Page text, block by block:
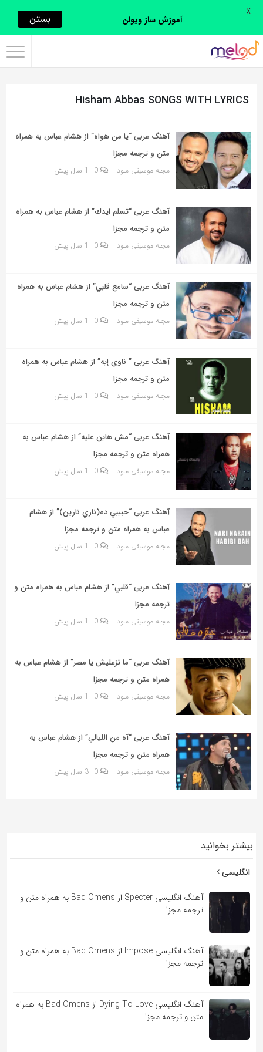
اشتراک
با
از
زیر
می‌توانید
این
صفحه
دوستان
خود
به
اشتراک
بگذارید.
کپی
Hisham Abbas SONGS WITH LYRICS
آهنگ عربی “يا من هواه” از هشام عباس به همراه
متن و ترجمه مجزا
مجله موسیقی ملود 0 1 سال پیش
آهنگ عربی “تسلم ايدك” از هشام عباس به همراه
متن و ترجمه مجزا
مجله موسیقی ملود 0 1 سال پیش
آهنگ عربی “سامع قلبي” از هشام عباس به همراه
متن و ترجمه مجزا
مجله موسیقی ملود 0 1 سال پیش
آهنگ عربی ” ناوى إيه” از هشام عباس به همراه
متن و ترجمه مجزا
مجله موسیقی ملود 0 1 سال پیش
آهنگ عربی “مش هاين عليه” از هشام عباس به
همراه متن و ترجمه مجزا
مجله موسیقی ملود 0 1 سال پیش
آهنگ عربی “حبيبي ده(ناري نارين)” از هشام
عباس به همراه متن و ترجمه مجزا
مجله موسیقی ملود 0 1 سال پیش
آهنگ عربی “قلبي” از هشام عباس به همراه متن و
ترجمه مجزا
مجله موسیقی ملود 0 1 سال پیش
آهنگ عربی “ما تزعليش يا مصر” از هشام عباس به
همراه متن و ترجمه مجزا
مجله موسیقی ملود 0 1 سال پیش
آهنگ عربی “آه من الليالي” از هشام عباس به
همراه متن و ترجمه مجزا
مجله موسیقی ملود 0 3 سال پیش
بیشتر بخوانید
انگلیسی
آهنگ انگلیسی Specter از Bad Omens به همراه متن و
ترجمه مجزا
آهنگ انگلیسی Impose از Bad Omens به همراه متن و
ترجمه مجزا
آهنگ انگلیسی Dying To Love از Bad Omens به همراه
متن و ترجمه مجزا
آموزش ساز ویولن بستن X